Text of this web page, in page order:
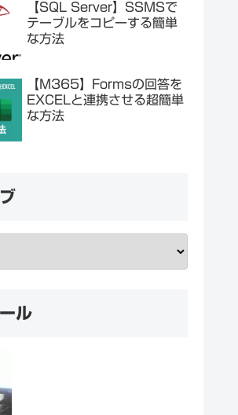
【SQL Server】SSMSで
テーブルをコピーする簡単
な方法
【M365】Formsの回答を
EXCELと連携させる超簡単
な方法
ル